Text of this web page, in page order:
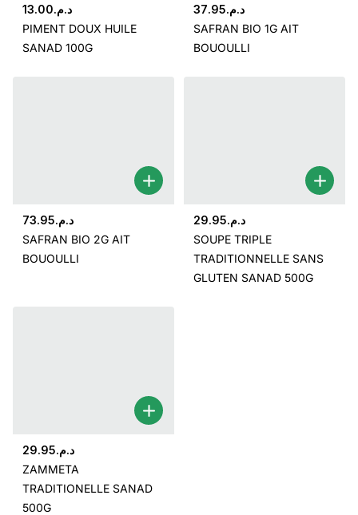
د.م.13.00
PIMENT DOUX HUILE
SANAD 100G
د.م.37.95
SAFRAN BIO 1G AIT
BOUOULLI
د.م.73.95
SAFRAN BIO 2G AIT
BOUOULLI
د.م.29.95
SOUPE TRIPLE
TRADITIONNELLE SANS
GLUTEN SANAD 500G
د.م.29.95
ZAMMETA
TRADITIONELLE SANAD
500G